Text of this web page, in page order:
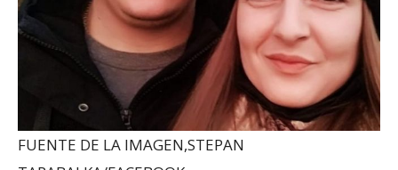
FUENTE DE LA IMAGEN,STEPAN